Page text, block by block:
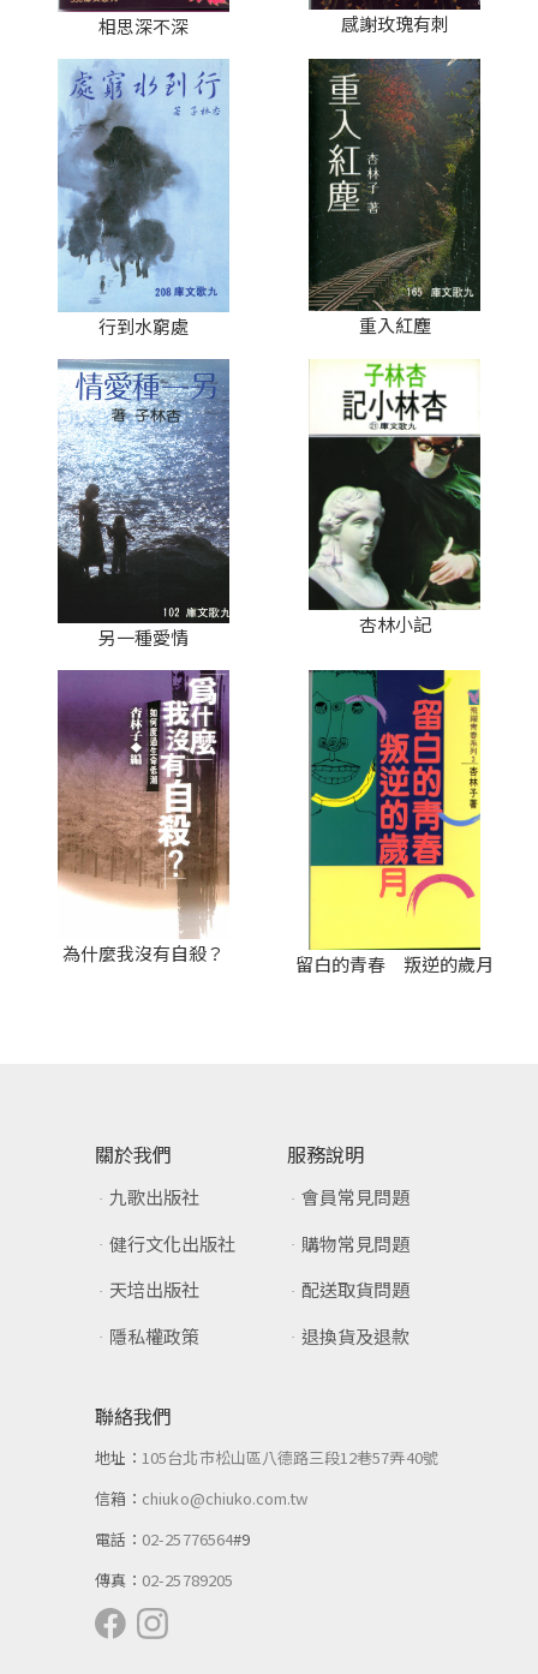
相思深不深 感謝玫瑰有刺
行到水窮處 重入紅塵
另一種愛情 杏林小記
為什麼我沒有自殺？ 留白的青春 叛逆的歲月
關於我們
九歌出版社
健行文化出版社
天培出版社
隱私權政策
服務說明
會員常見問題
購物常見問題
配送取貨問題
退換貨及退款
聯絡我們
地址：105台北市松山區八德路三段12巷57弄40號
信箱： chiuko@chiuko.com.tw
電話： 02-25776564#9
傳真： 02-25789205